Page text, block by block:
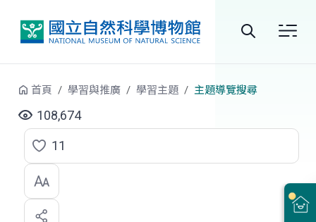
站
尋
首頁 學習與推廣 學習主題 主題導覽搜尋
108,674
點
選
喜
11